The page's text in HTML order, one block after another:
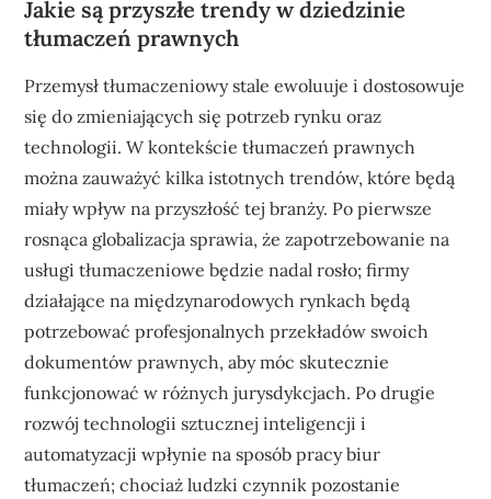
Jakie są przyszłe trendy w dziedzinie
tłumaczeń prawnych
Przemysł tłumaczeniowy stale ewoluuje i dostosowuje
się do zmieniających się potrzeb rynku oraz
technologii. W kontekście tłumaczeń prawnych
można zauważyć kilka istotnych trendów, które będą
miały wpływ na przyszłość tej branży. Po pierwsze
rosnąca globalizacja sprawia, że zapotrzebowanie na
usługi tłumaczeniowe będzie nadal rosło; firmy
działające na międzynarodowych rynkach będą
potrzebować profesjonalnych przekładów swoich
dokumentów prawnych, aby móc skutecznie
funkcjonować w różnych jurysdykcjach. Po drugie
rozwój technologii sztucznej inteligencji i
automatyzacji wpłynie na sposób pracy biur
tłumaczeń; chociaż ludzki czynnik pozostanie